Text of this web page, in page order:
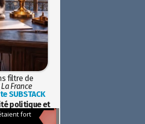
filtre de
La France
SUBSTACK
politique et
vue de